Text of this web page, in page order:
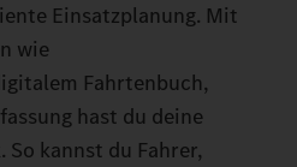
Einsatzplanung. Mit
wie
Fahrtenbuch,
hast du deine
kannst du Fahrer,